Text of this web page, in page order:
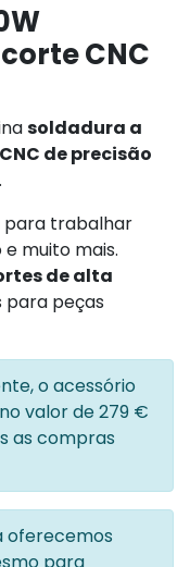
CNC
soldadura a
de precisão
para trabalhar
muito mais.
de alta
para peças
o acessório
valor de 279 €
as compras
oferecemos
para